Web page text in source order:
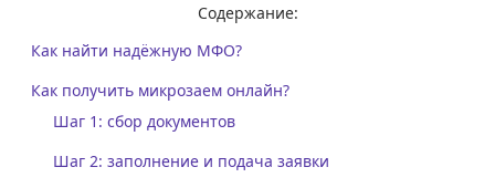
Содержание:
Как найти надёжную МФО?
Как получить микрозаем онлайн?
Шаг 1: сбор документов
Шаг 2: заполнение и подача заявки